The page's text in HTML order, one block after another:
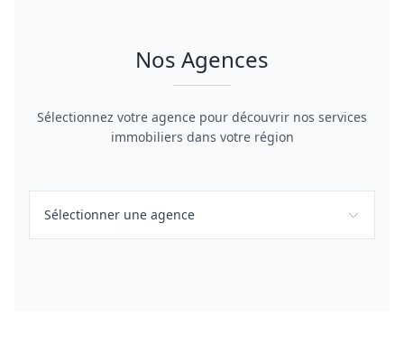
Nos Agences
Sélectionnez votre agence pour découvrir nos services
immobiliers dans votre région